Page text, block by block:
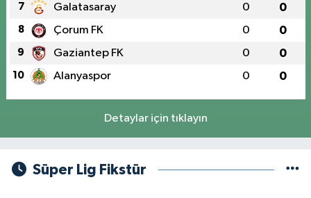
7 Galatasaray 0 0
8 Çorum FK 0 0
9 Gaziantep FK 0 0
10 Alanyaspor 0 0
Detaylar için tıklayın
Süper Lig Fikstür